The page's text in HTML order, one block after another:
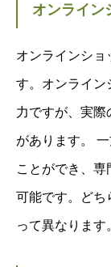
オンライン
オンラインショ
す。オンライン
力ですが、実際
があります。
ことができ、
可能です。どち
って異なります